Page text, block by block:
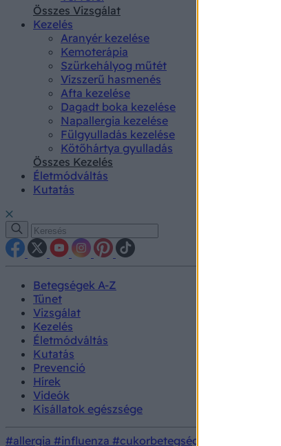
Összes Vizsgálat
Kezelés
Aranyér kezelése
Kemoterápia
Szürkehályog műtét
Vízszerű hasmenés
Afta kezelése
Dagadt boka kezelése
Napallergia kezelése
Fülgyulladás kezelése
Kötőhártya gyulladás
Összes Kezelés
Életmódváltás
Kutatás
Betegségek A-Z
Tünet
Vizsgálat
Kezelés
Életmódváltás
Kutatás
Prevenció
Hírek
Videók
Kisállatok egészsége
#allergia #influenza #cukorbetegség